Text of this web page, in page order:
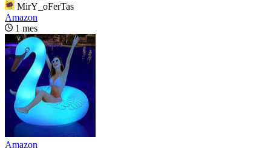
MirY_oFerTas
Amazon
1 mes
Amazon